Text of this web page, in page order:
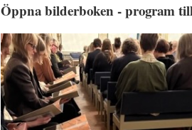
Öppna bilderboken - program